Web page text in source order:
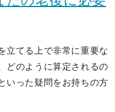
立てる上で非常に重要な
どのように算定されるの
いった疑問をお持ちの方